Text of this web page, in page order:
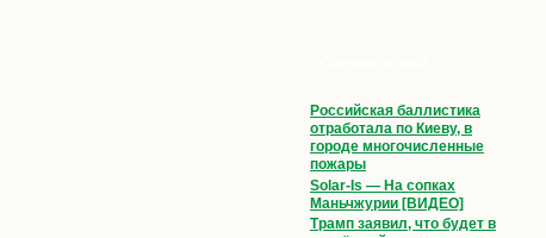
Российская баллистика
отработала по Киеву, в
городе многочисленные
пожары
Solar-Is — На сопках
Маньчжурии [ВИДЕО]
Трамп заявил, что будет в